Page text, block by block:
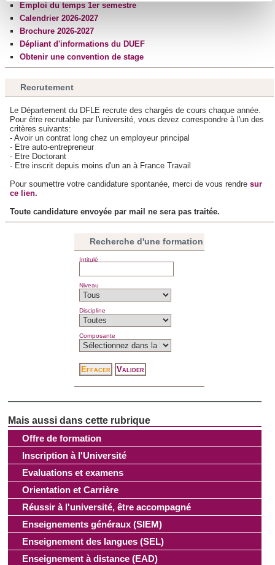
(empreintes digitales).
personnelles et définir vos préférences, reportez-vous à la
section « Détails ». Vous pouvez modifier ou retirer votre
consentement à tout moment à partir de la déclaration sur
les cookies.
Les cookies nous permettent de personnaliser le contenu
et les annonces, d'offrir des fonctionnalités relatives aux
médias sociaux et d'analyser notre trafic. Nous
partageons également des informations sur l'utilisation de
notre site avec nos partenaires de médias sociaux, de
publicité et d'analyse, qui peuvent combiner celles-ci avec
ont collectées lors de votre utilisation de leurs services.
Offre de formation
Inscription à l'Université
Evaluations et examens
Orientation et Carrière
Réussir à l'université, être accompagné
Enseignements généraux (SIEM)
Enseignement des langues (SEL)
Enseignement à distance (EAD)
Emploi du temps 1er semestre
Calendrier 2026-2027
Brochure 2026-2027
Dépliant d'informations du DUEF
Obtenir une convention de stage
Recrutement
Le Département du DFLE recrute des chargés de cours chaque année.
Pour être recrutable par l'université, vous devez correspondre à l'un des
critères suivants:
- Avoir un contrat long chez un employeur principal
- Etre auto-entrepreneur
- Etre Doctorant
- Etre inscrit depuis moins d'un an à France Travail
Pour soumettre votre candidature spontanée, merci de vous rendre sur
ce lien.
Toute candidature envoyée par mail ne sera pas traitée.
Recherche d'une formation
Intitulé
Niveau
Discipline
Composante